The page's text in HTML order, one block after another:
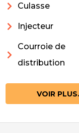
Culasse
Injecteur
Courroie de
distribution
VOIR